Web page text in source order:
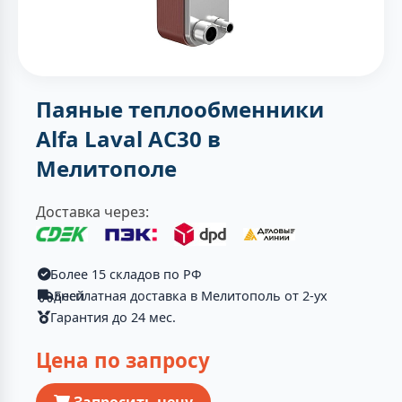
Паяные теплообменники
Alfa Laval AC30 в
Мелитополе
Доставка через:
Более 15 складов по РФ
Бесплатная доставка в Мелитополь от 2-ух дней
Гарантия до 24 мес.
Цена по запросу